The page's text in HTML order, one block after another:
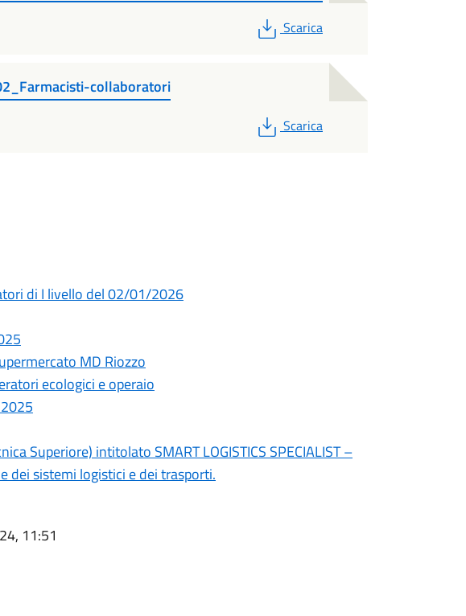
PDF
Scarica
collaboratori
PDF
Scarica
di I livello del 02/01/2026
MD Riozzo
ecologici e operaio
Superiore) intitolato SMART LOGISTICS SPECIALIST –
dei sistemi logistici e dei trasporti.
11:51